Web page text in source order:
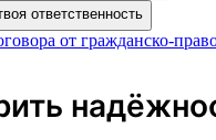
ответственность
от гражданско-